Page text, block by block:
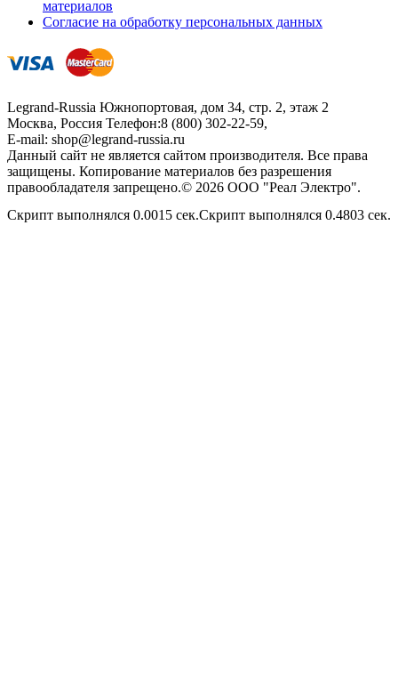
материалов
Согласие на обработку персональных данных
Legrand-Russia Южнопортовая, дом 34, стр. 2, этаж 2
Москва, Россия Телефон:8 (800) 302-22-59,
E-mail: shop@legrand-russia.ru
Данный сайт не является сайтом производителя. Все права
защищены. Копирование материалов без разрешения
правообладателя запрещено.© 2026 ООО "Реал Электро".
Скрипт выполнялся 0.0015 сек.Скрипт выполнялся 0.4803 сек.